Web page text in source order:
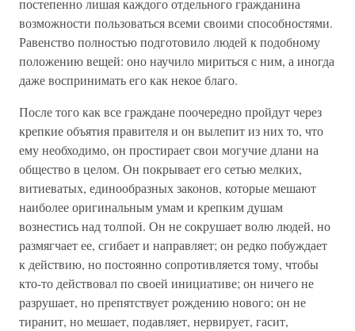
постепенно лишая каждого отдельного гражданина
возможности пользоваться всеми своими способностями.
Равенство полностью подготовило людей к подобному
положению вещей: оно научило мириться с ним, а иногда
даже воспринимать его как некое благо.
После того как все граждане поочередно пройдут через
крепкие объятия правителя и он вылепит из них то, что
ему необходимо, он простирает свои могучие длани на
общество в целом. Он покрывает его сетью мелких,
витиеватых, единообразных законов, которые мешают
наиболее оригинальным умам и крепким душам
вознестись над толпой. Он не сокрушает волю людей, но
размягчает ее, сгибает и направляет; он редко побуждает
к действию, но постоянно сопротивляется тому, чтобы
кто-то действовал по своей инициативе; он ничего не
разрушает, но препятствует рождению нового; он не
тиранит, но мешает, подавляет, нервирует, гасит,